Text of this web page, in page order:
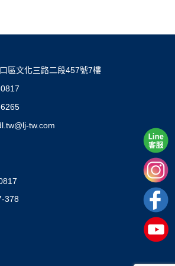
區文化三路二段457號7樓
tw.com
378